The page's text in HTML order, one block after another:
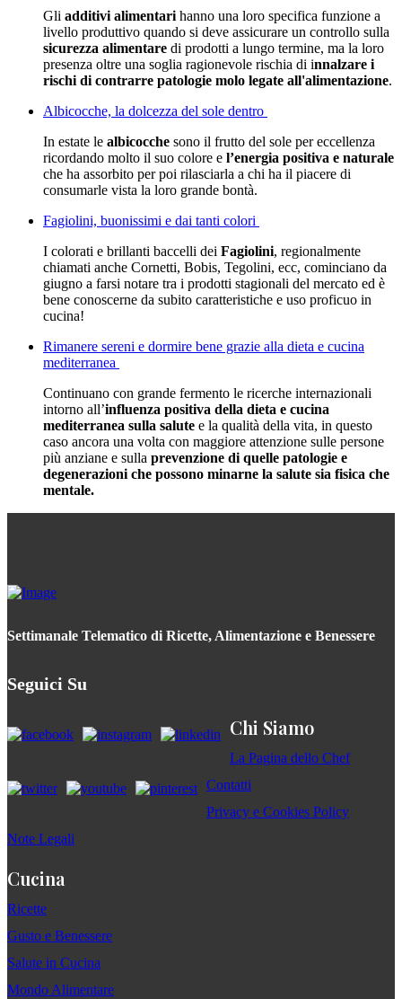
Gli additivi alimentari hanno una loro specifica funzione a
livello produttivo quando si deve assicurare un controllo sulla
sicurezza alimentare di prodotti a lungo termine, ma la loro
presenza oltre una soglia ragionevole rischia di innalzare i
rischi di contrarre patologie molo legate all'alimentazione.
Albicocche, la dolcezza del sole dentro
In estate le albicocche sono il frutto del sole per eccellenza
ricordando molto il suo colore e l’energia positiva e naturale
che ha assorbito per poi rilasciarla a chi ha il piacere di
consumarle vista la loro grande bontà.
Fagiolini, buonissimi e dai tanti colori
I colorati e brillanti baccelli dei Fagiolini, regionalmente
chiamati anche Cornetti, Bobis, Tegolini, ecc, cominciano da
giugno a farsi notare tra i prodotti stagionali del mercato ed è
bene conoscerne da subito caratteristiche e uso proficuo in
cucina!
Rimanere sereni e dormire bene grazie alla dieta e cucina
mediterranea
Continuano con grande fermento le ricerche internazionali
intorno all’influenza positiva della dieta e cucina
mediterranea sulla salute e la qualità della vita, in questo
caso ancora una volta con maggiore attenzione sulle persone
più anziane e sulla prevenzione di quelle patologie e
degenerazioni che possono minarne la salute sia fisica che
mentale.
Settimanale Telematico di Ricette, Alimentazione e Benessere
Seguici Su
Chi Siamo
La Pagina dello Chef
Contatti
Privacy e Cookies Policy
Note Legali
Cucina
Ricette
Gusto e Benessere
Salute in Cucina
Mondo Alimentare